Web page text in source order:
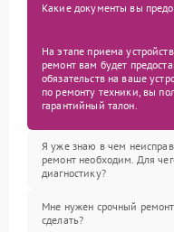
Какие документы вы
На этапе приема
ремонт вам будет
обязательств на ваше
по ремонту техники, вы
гарантийный талон.
Я уже знаю в чем
ремонт необходим. Для
диагностику?
Мне нужен срочный
сделать?